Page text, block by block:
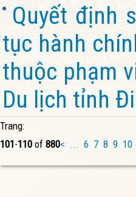
Quyết định
tục hành
thuộc phạm
Du lịch tỉnh
Trang:
101-110 of 880< ... 6 7 8 9 10